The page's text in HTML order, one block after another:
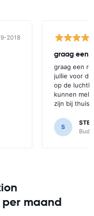
2018
graag een
graag een
jullie voor
op de
kunnen
zijn bij
S
maand